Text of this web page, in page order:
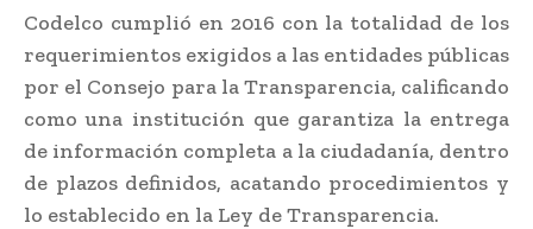
Codelco cumplió en 2016 con la totalidad de los
requerimientos exigidos a las entidades públicas
por el Consejo para la Transparencia, calificando
como una institución que garantiza la entrega
de información completa a la ciudadanía, dentro
de plazos definidos, acatando procedimientos y
lo establecido en la Ley de Transparencia.